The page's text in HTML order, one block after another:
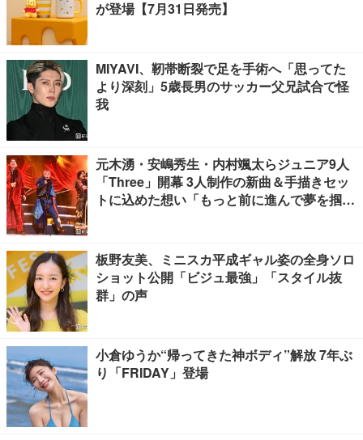
が登場【7月31日発売】
MIYAVI、靭帯断裂で足を手術へ「思ってた
より深刻」5歳長男のサッカー父兄試合で怪
我
元木湧・安嶋秀生・内村颯太らジュニア9人
「Three」開幕 3人制作の新曲＆手描きセッ
トに込めた想い「もっと前に進んで夢を掴み
板野友美、ミニスカ平成ギャル姿の全身ソロ
ショット公開「ビジュ最強」「スタイル抜
群」の声
小倉ゆうか“帰ってきた神ボディ”解放 7年ぶ
り「FRIDAY」登場